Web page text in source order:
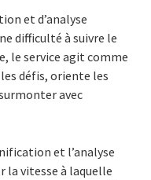
et d’analyse
difficulté à suivre le
le service agit comme
défis, oriente les
avec
et l’analyse
la vitesse à laquelle